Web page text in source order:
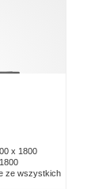
x 1800
ze wszystkich